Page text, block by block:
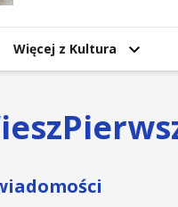
Więcej z Kultura